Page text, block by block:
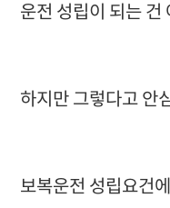
운전 성립이 되는 건
하지만 그렇다고 안
보복운전 성립요건